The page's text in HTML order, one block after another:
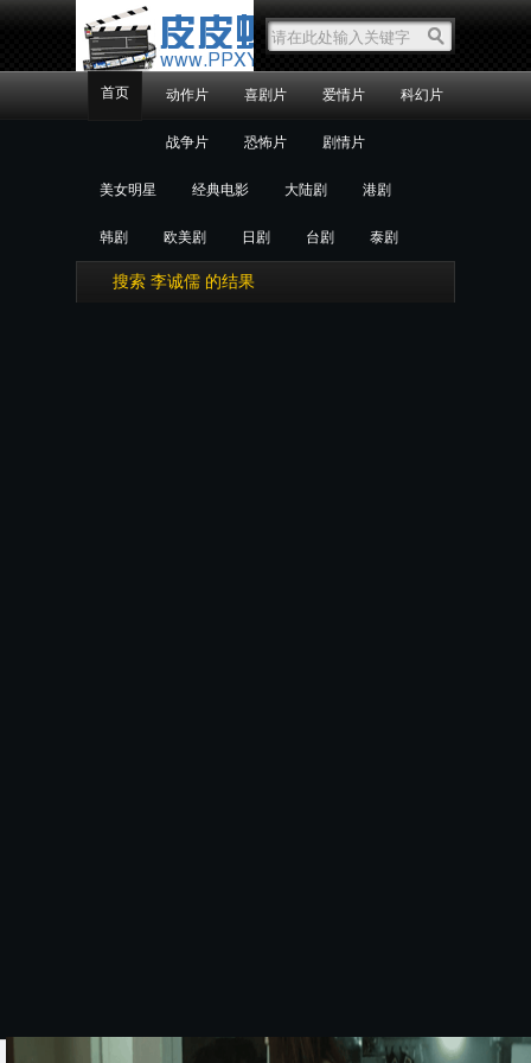
首页 动作片 喜剧片 爱情片 科幻片
战争片 恐怖片 剧情片
美女明星 经典电影 大陆剧 港剧
韩剧 欧美剧 日剧 台剧 泰剧
搜索 李诚儒 的结果